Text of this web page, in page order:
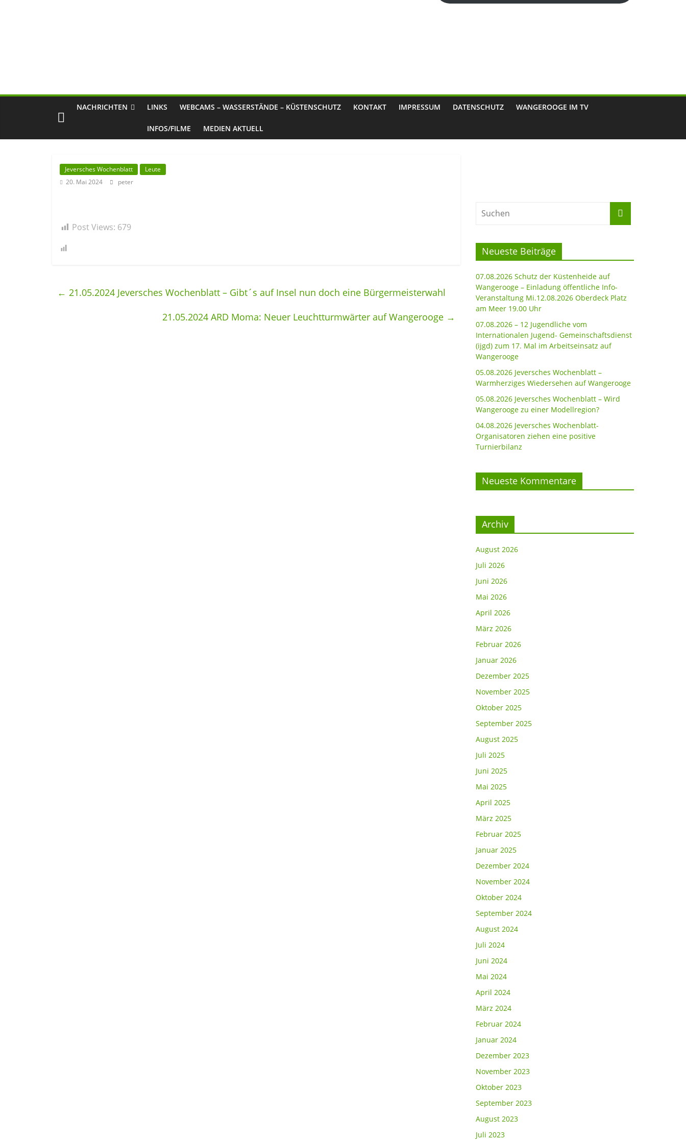
NACHRICHTEN LINKS WEBCAMS – WASSERSTÄNDE – KÜSTENSCHUTZ KONTAKT IMPRESSUM DATENSCHUTZ WANGEROOGE IM TV
INFOS/FILME MEDIEN AKTUELL
Jeversches Wochenblatt
Leute
20. Mai 2024
peter
Post Views: 679
← 21.05.2024 Jeversches Wochenblatt – Gibt´s auf Insel nun doch eine Bürgermeisterwahl
21.05.2024 ARD Moma: Neuer Leuchtturmwärter auf Wangerooge →
Neueste Beiträge
07.08.2026 Schutz der Küstenheide auf
Wangerooge – Einladung öffentliche Info-
Veranstaltung Mi.12.08.2026 Oberdeck Platz
am Meer 19.00 Uhr
07.08.2026 – 12 Jugendliche vom
Internationalen Jugend- Gemeinschaftsdienst
(ijgd) zum 17. Mal im Arbeitseinsatz auf
Wangerooge
05.08.2026 Jeversches Wochenblatt –
Warmherziges Wiedersehen auf Wangerooge
05.08.2026 Jeversches Wochenblatt – Wird
Wangerooge zu einer Modellregion?
04.08.2026 Jeversches Wochenblatt-
Organisatoren ziehen eine positive
Turnierbilanz
Neueste Kommentare
Archiv
August 2026
Juli 2026
Juni 2026
Mai 2026
April 2026
März 2026
Februar 2026
Januar 2026
Dezember 2025
November 2025
Oktober 2025
September 2025
August 2025
Juli 2025
Juni 2025
Mai 2025
April 2025
März 2025
Februar 2025
Januar 2025
Dezember 2024
November 2024
Oktober 2024
September 2024
August 2024
Juli 2024
Juni 2024
Mai 2024
April 2024
März 2024
Februar 2024
Januar 2024
Dezember 2023
November 2023
Oktober 2023
September 2023
August 2023
Juli 2023